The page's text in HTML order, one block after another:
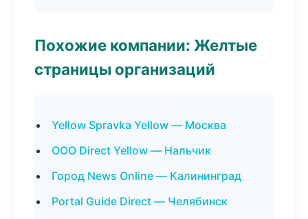
Похожие компании: Желтые
страницы организаций
Yellow Spravka Yellow — Москва
ООО Direct Yellow — Нальчик
Город News Online — Калининград
Portal Guide Direct — Челябинск